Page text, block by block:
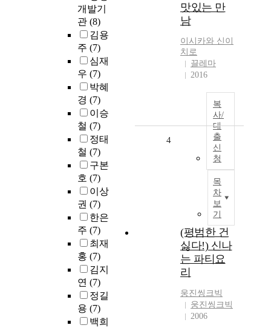
개발기
관 (8)
김용
주 (7)
심재
우 (7)
박혜
경 (7)
이승
철 (7)
정태
철 (7)
구본
호 (7)
이상
권 (7)
한은
주 (7)
최재
홍 (7)
김지
연 (7)
정길
용 (7)
백희
맛있는 만
남
이시카와 신이
치로
끌레마
2016
복
사/
대
출
신
청
목
차
보
기
4
(평범한 건
싫다!) 신나
는 파티요
리
웅진씽크빅
웅진씽크빅
2006